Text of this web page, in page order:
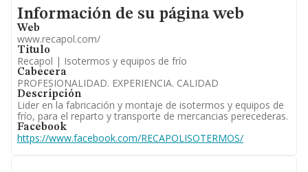
Informacion de su página web
Información de su página web
Web
www.recapol.com/
Titulo
Recapol | Isotermos y equipos de frío
Cabecera
PROFESIONALIDAD. EXPERIENCIA. CALIDAD
Descripción
Lider en la fabricación y montaje de isotermos y equipos de
frío, para el reparto y transporte de mercancias perecederas.
Facebook
https://www.facebook.com/RECAPOLISOTERMOS/